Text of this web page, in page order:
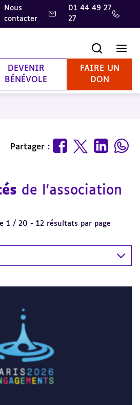
Nous
contacter
01 44 49 27
27
DEVENIR
BÉNÉVOLE
FAIRE UN
DON
Partager :
de l'association
1 / 20 - 12 résultats par page